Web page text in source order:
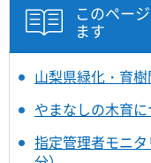
このペー
ます
山梨県緑化・育
やまなしの木育に
指定管理者モニ